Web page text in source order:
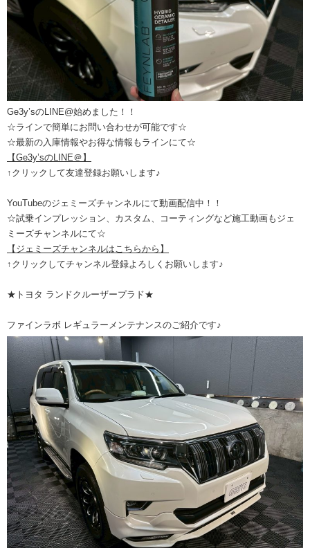
Ge3y’sのLINE@始めました！！
☆ラインで簡単にお問い合わせが可能です☆
☆最新の入庫情報やお得な情報もラインにて☆
【Ge3y’sのLINE＠】
↑クリックして友達登録お願いします♪
YouTubeのジェミーズチャンネルにて動画配信中！！
☆試乗インプレッション、カスタム、コーティングなど施工動画もジェ
ミーズチャンネルにて☆
【ジェミーズチャンネルはこちらから】
↑クリックしてチャンネル登録よろしくお願いします♪
★トヨタ ランドクルーザープラド★
ファインラボ レギュラーメンテナンスのご紹介です♪